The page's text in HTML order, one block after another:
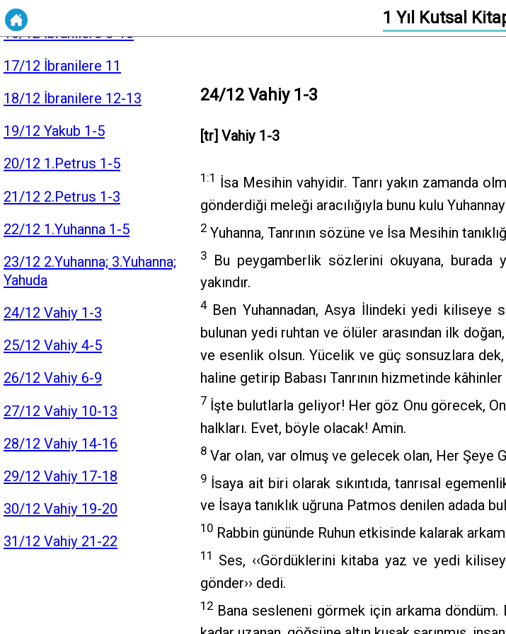
1 Yıl Kutsal
16/12 İbranilere 8-10
17/12 İbranilere 11
18/12 İbranilere 12-13
19/12 Yakub 1-5
20/12 1.Petrus 1-5
21/12 2.Petrus 1-3
22/12 1.Yuhanna 1-5
23/12 2.Yuhanna; 3.Yuhanna;
Yahuda
24/12 Vahiy 1-3
25/12 Vahiy 4-5
26/12 Vahiy 6-9
27/12 Vahiy 10-13
28/12 Vahiy 14-16
29/12 Vahiy 17-18
30/12 Vahiy 19-20
31/12 Vahiy 21-22
24/12 Vahiy 1-3
[tr] Vahiy 1-3
1:1 İsa Mesihin vahyidir. Tanrı yakın zamanda
gönderdiği meleği aracılığıyla bunu kulu
2Yuhanna, Tanrının sözüne ve İsa Mesihin
3Bu peygamberlik sözlerini okuyana, burada
yakındır.
4Ben Yuhannadan, Asya İlindeki yedi kiliseye
bulunan yedi ruhtan ve ölüler arasından ilk
ve esenlik olsun. Yücelik ve güç sonsuzlara dek,
haline getirip Babası Tanrının hizmetinde
7 İşte bulutlarla geliyor! Her göz Onu görecek,
halkları. Evet, böyle olacak! Amin.
8Var olan, var olmuş ve gelecek olan, Her Şeye
9İsaya ait biri olarak sıkıntıda, tanrısal
ve İsaya tanıklık uğruna Patmos denilen adada
10Rabbin gününde Ruhun etkisinde kalarak
11 Ses, ‹‹Gördüklerini kitaba yaz ve yedi
gönder›› dedi.
12Bana sesleneni görmek için arkama döndüm.